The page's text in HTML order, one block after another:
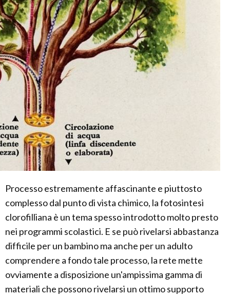
Processo estremamente affascinante e piuttosto
complesso dal punto di vista chimico, la fotosintesi
clorofilliana è un tema spesso introdotto molto presto
nei programmi scolastici. E se può rivelarsi abbastanza
difficile per un bambino ma anche per un adulto
comprendere a fondo tale processo, la rete mette
ovviamente a disposizione un'ampissima gamma di
materiali che possono rivelarsi un ottimo supporto